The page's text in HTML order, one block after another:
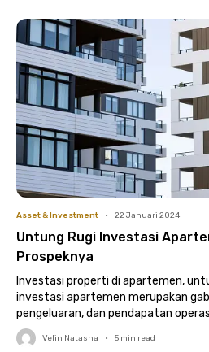
Asset & Investment • 22 Januari 2024
Untung Rugi Investasi
Prospeknya
Investasi properti di apartemen,
investasi apartemen merupakan
pengeluaran, dan pendapatan
periode waktu tertentu. Ini..
Velin Natasha • 5 min read